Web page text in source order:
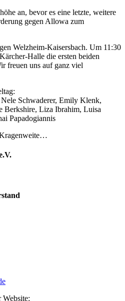
an, bevor es eine letzte, weitere
gegen Allowa zum
Welzheim-Kaisersbach. Um 11:30
Halle die ersten beiden
freuen uns auf ganz viel
Schwaderer, Emily Klenk,
Liza Ibrahim, Luisa
Papadogiannis